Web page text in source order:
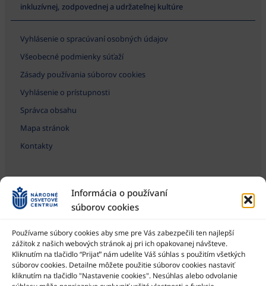
Informácia o používaní
súborov cookies
Používame súbory cookies aby sme pre Vás zabezpečili ten najlepší
zážitok z našich webových stránok aj pri ich opakovanej návšteve.
Kliknutím na tlačidlo “Prijať” nám udelíte Váš súhlas s použitím všetkých
súborov cookies. Detailne môžete použitie súborov cookies nastaviť
kliknutím na tlačidlo "Nastavenie cookies". Nesúhlas alebo odvolanie
inkluzívnej, zodpovednej a udržateľnej kultúre
Vyhlásenie o spracúvaní osobných údajov
Všeobecné podmienky súťaží
Zásady používania súborov cookies
Vyhlásenie o prístupnosti
Správca obsahu
Mapa stránok
Kontakty
Národné osvetové centrum je štátna príspevková organizácia
Ministerstva kultúry SR